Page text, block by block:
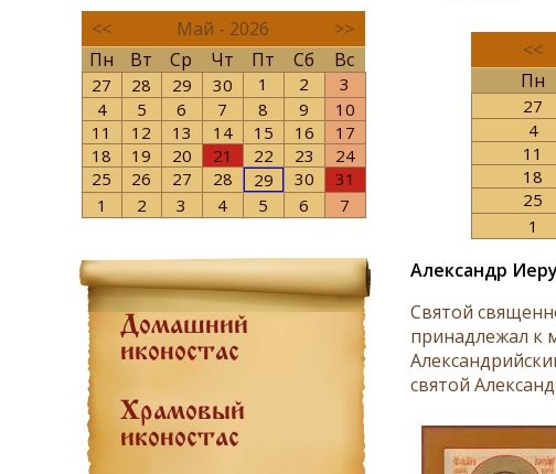
<< Май - 2026
>>
Пн
Вт Ср Чт Пт Сб Вс
27 28 29 30 1 2
3
4
5 6 7 8 9
10
11
12 13 14 15 16
17
18
19 20 21 22 23
24
25
26 27 28 29 30
31
1
2 3 4 5 6 7
Домашний
иконостас
Храмовый
иконостас
<<
Пн
27
4
11
18
25
1
Александр
Святой
принадлежал к
святой